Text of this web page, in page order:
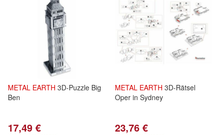
METAL EARTH 3D-Puzzle Big
Ben
17,49 €
METAL EARTH 3D-Rätsel
Oper in Sydney
23,76 €